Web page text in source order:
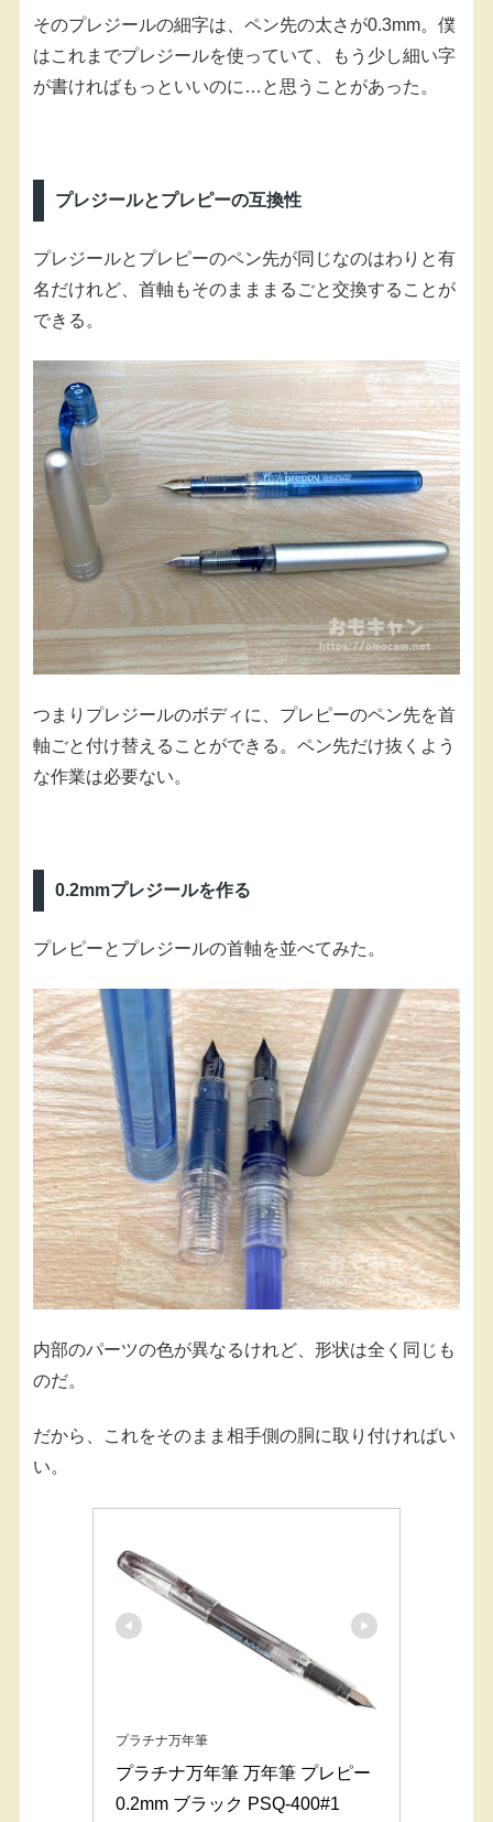
そのプレジールの細字は、ペン先の太さが0.3mm。僕
はこれまでプレジールを使っていて、もう少し細い字
が書ければもっといいのに…と思うことがあった。
プレジールとプレピーの互換性
プレジールとプレピーのペン先が同じなのはわりと有
名だけれど、首軸もそのまままるごと交換することが
できる。
つまりプレジールのボディに、プレピーのペン先を首
軸ごと付け替えることができる。ペン先だけ抜くよう
な作業は必要ない。
0.2mmプレジールを作る
プレピーとプレジールの首軸を並べてみた。
内部のパーツの色が異なるけれど、形状は全く同じも
のだ。
だから、これをそのまま相手側の胴に取り付ければい
い。
プラチナ万年筆
プラチナ万年筆 万年筆 プレピー
0.2mm ブラック PSQ-400#1